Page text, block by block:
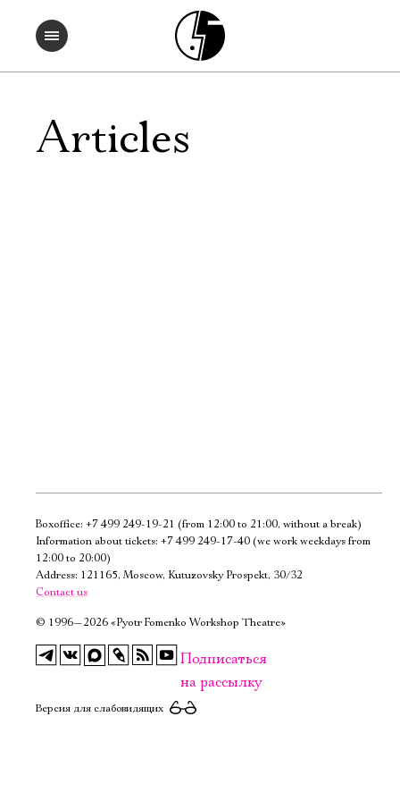
Articles
Boxoffice: +7 499 249-19-21 (from 12:00 to 21:00, without a break)
Information about tickets: +7 499 249-17-40 (we work weekdays from
12:00 to 20:00)
Address: 121165, Moscow, Kutuzovsky Prospekt, 30/32
Contact us
© 1996—2026 «Pyotr Fomenko Workshop Theatre»
Подписаться
на рассылку
Версия для слабовидящих
Электропочта
Ознакомиться